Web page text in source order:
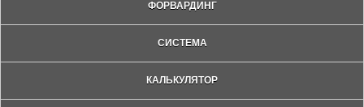
ФОРВАРДИНГ
СИСТЕМА
КАЛЬКУЛЯТОР